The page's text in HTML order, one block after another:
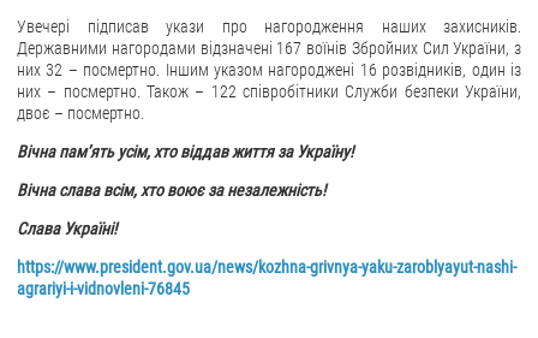
Увечері підписав укази про нагородження наших захисників.
Державними нагородами відзначені 167 воїнів Збройних Сил України, з
них 32 – посмертно. Іншим указом нагороджені 16 розвідників, один із
них – посмертно. Також – 122 співробітники Служби безпеки України,
двоє – посмертно.
Вічна пам’ять усім, хто віддав життя за Україну!
Вічна слава всім, хто воює за незалежність!
Слава Україні!
https://www.president.gov.ua/news/kozhna-grivnya-yaku-zaroblyayut-nashi-
agrariyi-i-vidnovleni-76845